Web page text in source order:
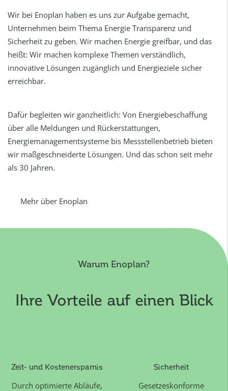
Wir bei Enoplan haben es uns zur Aufgabe gemacht,
Unternehmen beim Thema Energie Transparenz und
Sicherheit zu geben. Wir machen Energie greifbar, und das
heißt: Wir machen komplexe Themen verständlich,
innovative Lösungen zugänglich und Energieziele sicher
erreichbar.
Dafür begleiten wir ganzheitlich: Von Energiebeschaffung
über alle Meldungen und Rückerstattungen,
Energiemanagementsysteme bis Messstellenbetrieb bieten
wir maßgeschneiderte Lösungen. Und das schon seit mehr
als 30 Jahren.
Mehr über Enoplan
Warum Enoplan?
Ihre Vorteile auf einen Blick
Zeit- und Kostenersparnis
Durch optimierte Abläufe,
Sicherheit
Gesetzeskonforme